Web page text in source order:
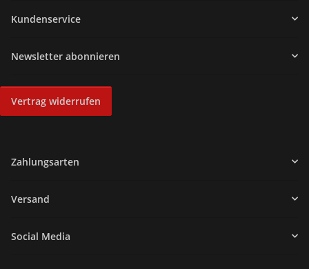
Kundenservice
Newsletter abonnieren
Vertrag widerrufen
Zahlungsarten
Versand
Social Media